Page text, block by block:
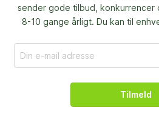
sender gode tilbud, konkurrencer
8-10 gange årligt. Du kan til
Tilmeld